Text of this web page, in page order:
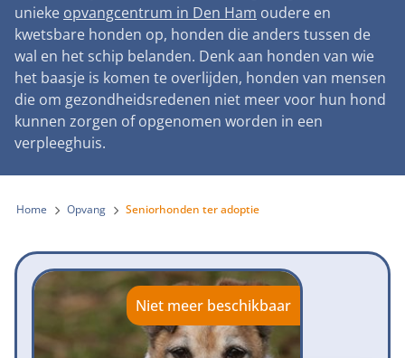
Landelijke registratie bijtincidenten
Verantwoord fokbeleid
Landelijk vuurwerkverbod
Verplichte pre-aanschaf cursus
Gemeentelijk meldpunt bijtincidenten
Bescherming tegen grasaren
Lezingen
Symposium Gemeentelijk Dierenbeleid
Teken onze petitie
Steun als bedrijf
Adopteer een seniorhond
Sponsor een seniorhond
Steun als vrijwilliger
Honden voor Honden Loop
Vraag een donatiebox aan
Wat wij doen
Onze organisatie
Samenwerking
Jaarverslag
Vacatures
Donateursmagazine Hond
Onze successen voor honden
Contactgegevens
Pers
Nieuws
Nieuwsbrief
Incassodata
Zoeken
unieke opvangcentrum in Den Ham oudere en
kwetsbare honden op, honden die anders tussen de
wal en het schip belanden. Denk aan honden van wie
het baasje is komen te overlijden, honden van mensen
die om gezondheidsredenen niet meer voor hun hond
kunnen zorgen of opgenomen worden in een
verpleeghuis.
Home Opvang Seniorhonden ter adoptie
Niet meer beschikbaar